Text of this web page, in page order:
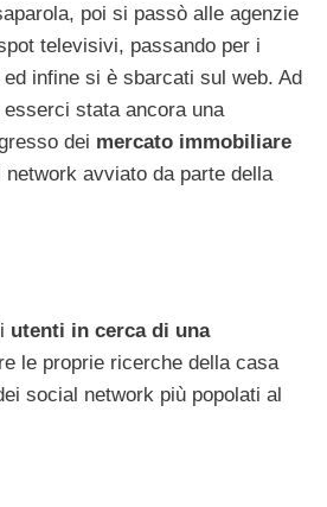
poi si passò alle agenzie
televisivi, passando per i
infine si è sbarcati sul web. Ad
stata ancora una
dei mercato immobiliare
network avviato da parte della
utenti in cerca di una
le proprie ricerche della casa
social network più popolati al